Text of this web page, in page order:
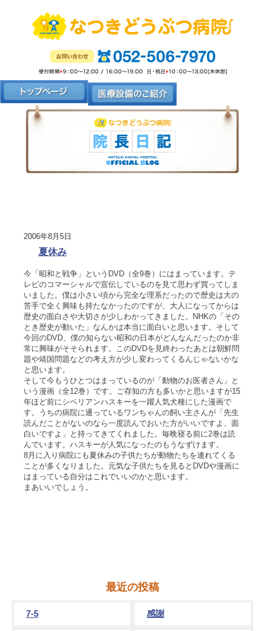
2006年8月5日
夏休み
今「昭和と戦争」というDVD（全9巻）にはまっています。テ
レビのコマーシャルで宣伝しているのを見て思わず買ってしま
いました。僕は小さい頃から完全な理系だったので歴史は大の
苦手で全く興味も持たなかったのですが、大人になってからは
歴史の面白さや大切さが少しわかってきました。NHKの「その
とき歴史が動いた」なんかは本当に面白いと思います。そして
今回のDVD、僕の知らない昭和の日本がどんなんだったのか非
常に興味がそそられます。このDVDを見終わったあとは朝鮮問
題や靖国問題などの考え方が少し変わってくるんじゃないかな
と思います。
そして今もうひとつはまっているのが「動物のお医者さん」と
いう漫画（全12巻）です。ご存知の方も多いかと思いますが15
年ほど前にシベリアンハスキーを一躍人気犬種にした漫画で
す。うちの病院に通っているワンちゃんの飼い主さんが「先生
読んだことがないのなら一度読んでおいた方がいいですよ、面
白いですよ」と持ってきてくれました。毎晩寝る前に2巻は読
んでいます。ハスキーが人気になったのもうなずけます。
8月に入り病院にも夏休みの子供たちが動物たちを連れてくる
ことが多くなりました。元気な子供たちを見るとDVDや漫画に
はまっている自分はこれでいいのかと思います。
まあいいでしょう。
最近の投稿
7-5 感謝